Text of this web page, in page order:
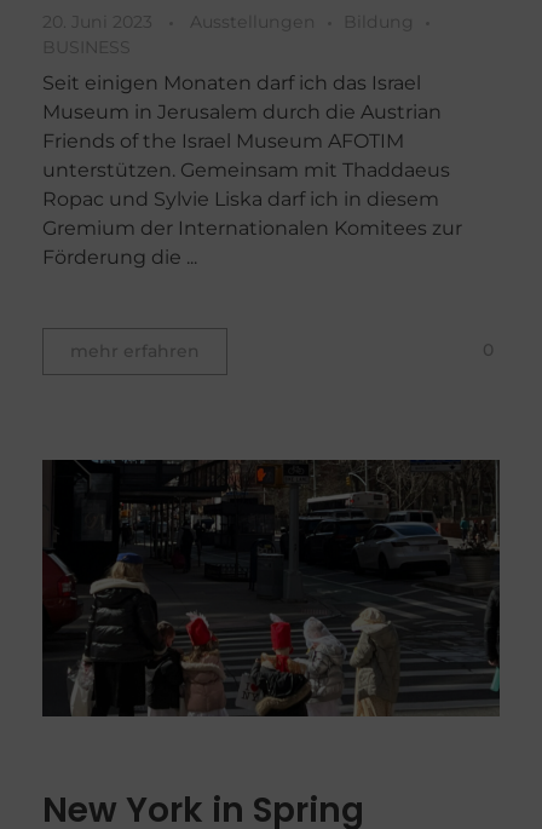
20. Juni 2023 Ausstellungen
Bildung
BUSINESS
Seit einigen Monaten darf ich das Israel
Museum in Jerusalem durch die Austrian
Friends of the Israel Museum AFOTIM
unterstützen. Gemeinsam mit Thaddaeus
Ropac und Sylvie Liska darf ich in diesem
Gremium der Internationalen Komitees zur
Förderung die ...
mehr erfahren 0
New York in Spring